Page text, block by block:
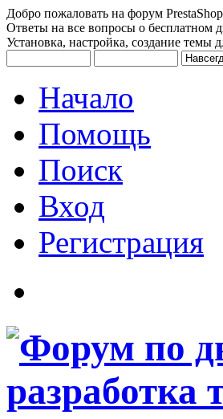
Добро пожаловать на форум
Ответы на все вопросы о бесплатном
Установка, настройка, создание темы
Начало
Помощь
Поиск
Вход
Регистрация